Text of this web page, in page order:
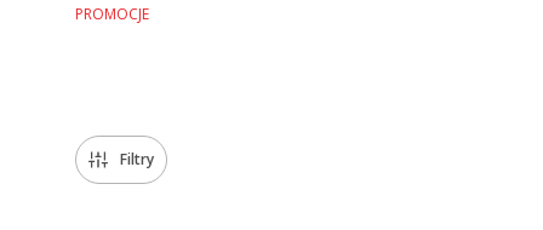
PROMOCJE
Filtry